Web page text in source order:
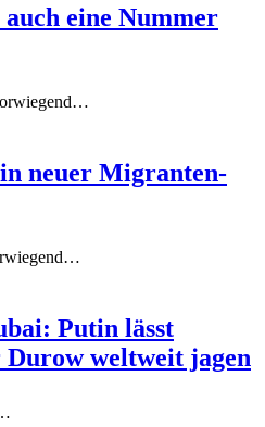
auch eine Nummer
neuer Migranten-
Putin lässt
weltweit jagen